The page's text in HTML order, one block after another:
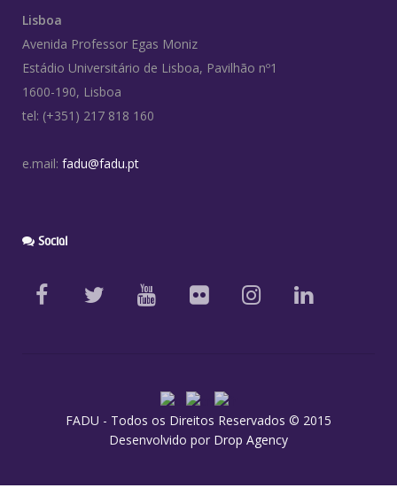
Lisboa
Avenida Professor Egas Moniz
Estádio Universitário de Lisboa, Pavilhão nº1
1600-190, Lisboa
tel: (+351) 217 818 160
e.mail: fadu@fadu.pt
Social
FADU - Todos os Direitos Reservados © 2015
Desenvolvido por Drop Agency